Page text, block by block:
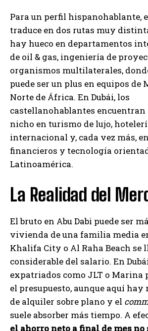
Para un perfil hispanohablante,
traduce en dos rutas muy
hay hueco en departamentos
de oil & gas, ingeniería de
organismos multilaterales,
puede ser un plus en equipos de
Norte de África. En Dubái, los
castellanohablantes
nicho en turismo de lujo,
internacional y, cada vez más,
financieros y tecnología
Latinoamérica.
La Realidad del
El bruto en Abu Dabi puede ser
vivienda de una familia media
Khalifa City o Al Raha Beach se
considerable del salario. En
expatriados como JLT o Marina
el presupuesto, aunque aquí hay
de alquiler sobre plano y el
suele absorber más tiempo. A
el ahorro neto a final de mes